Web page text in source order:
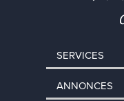
SERVICES
ANNONCES